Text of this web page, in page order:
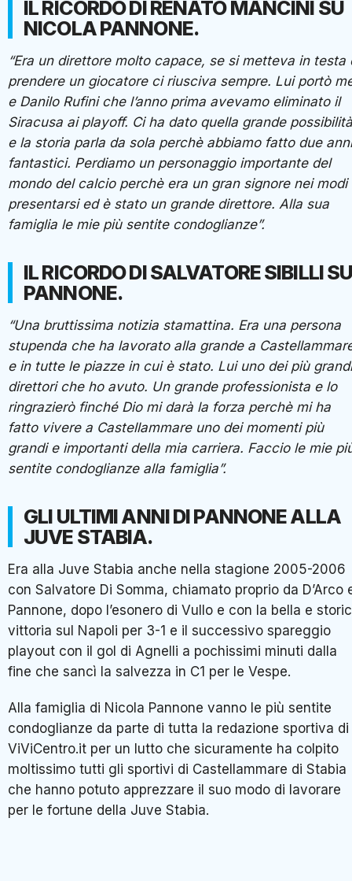
IL RICORDO DI RENATO MANCINI SU
NICOLA PANNONE.
“Era un direttore molto capace, se si metteva in testa
prendere un giocatore ci riusciva sempre. Lui portò
e Danilo Rufini che l’anno prima avevamo eliminato il
Siracusa ai playoff. Ci ha dato quella grande possibilità
e la storia parla da sola perchè abbiamo fatto due anni
fantastici. Perdiamo un personaggio importante del
mondo del calcio perchè era un gran signore nei modi
presentarsi ed è stato un grande direttore. Alla sua
famiglia le mie più sentite condoglianze”.
IL RICORDO DI SALVATORE SIBILLI
PANNONE.
“Una bruttissima notizia stamattina. Era una persona
stupenda che ha lavorato alla grande a
e in tutte le piazze in cui è stato. Lui uno dei più grandi
direttori che ho avuto. Un grande professionista e lo
ringrazierò finché Dio mi darà la forza perchè mi ha
fatto vivere a Castellammare uno dei momenti più
grandi e importanti della mia carriera. Faccio le mie
sentite condoglianze alla famiglia”.
GLI ULTIMI ANNI DI PANNONE ALLA
JUVE STABIA.
Era alla Juve Stabia anche nella stagione 2005-2006
con Salvatore Di Somma, chiamato proprio da D’Arco
Pannone, dopo l’esonero di Vullo e con la bella e
vittoria sul Napoli per 3-1 e il successivo spareggio
playout con il gol di Agnelli a pochissimi minuti dalla
fine che sancì la salvezza in C1 per le Vespe.
Alla famiglia di Nicola Pannone vanno le più sentite
condoglianze da parte di tutta la redazione sportiva di
ViViCentro.it per un lutto che sicuramente ha colpito
moltissimo tutti gli sportivi di Castellammare di Stabia
che hanno potuto apprezzare il suo modo di lavorare
per le fortune della Juve Stabia.